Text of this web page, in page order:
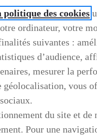
politique des cookies
ordinateur, votre
suivantes :
d’audience,
mesurer la
géolocalisation, vous
du site et de
Pour une